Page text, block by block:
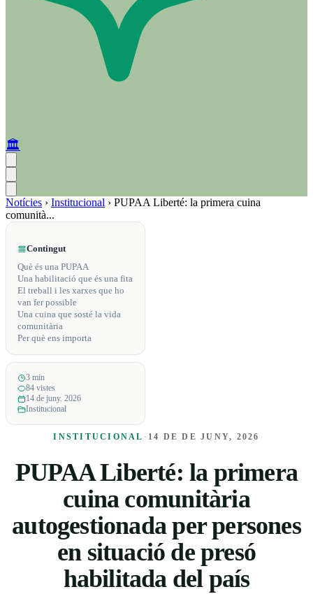
🏛️
Notícies › Institucional › PUPAA Liberté: la primera cuina
comunità...
Contingut
Què és una PUPAA
Una habilitació que és una fita
El treball i les xarxes que ho
van fer possible
Una cuina que sosté la vida
comunitària
Per què ens importa
3 min
84 vistes
14 de juny. 2026
Institucional
INSTITUCIONAL · 14 DE DE JUNY, 2026
PUPAA Liberté: la primera
cuina comunitària
autogestionada per persones
en situació de presó
habilitada del país